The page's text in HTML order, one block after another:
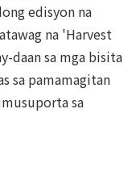
edisyon na
na 'Harvest
daan sa mga bisita
sa pamamagitan
sa